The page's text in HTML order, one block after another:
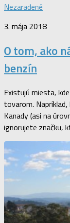
Nezaradené
3. mája 2018
O tom, ako
benzín
Existujú miesta,
tovarom.
Kanady (asi na
ignorujete značku,